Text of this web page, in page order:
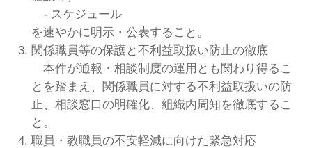
- スケジュール
を速やかに明示・公表すること。
関係職員等の保護と不利益取扱い防止の徹底
本件が通報・相談制度の運用とも関わり得るこ
とを踏まえ、関係職員に対する不利益取扱いの防
止、相談窓口の明確化、組織内周知を徹底するこ
と。
職員・教職員の不安軽減に向けた緊急対応